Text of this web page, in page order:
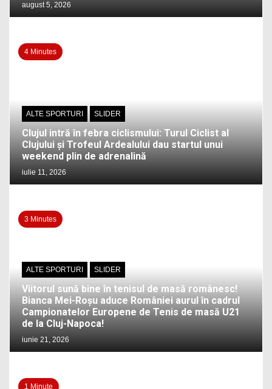
august 5, 2026
4 Minutes
ALTE SPORTURI SLIDER
Clujul intră în febra ciclismului: Turul Ciclist al
Clujului și Trofeul Ardealului dau startul unui
weekend plin de adrenalină
iulie 11, 2026
3 Minutes
ALTE SPORTURI SLIDER
Viitorul sună bine în tenisul de masă românesc!
Bianca Mei-Roșu aduce României aurul în cadrul
Campionatelor Europene de Tenis de masă U21
de la Cluj-Napoca!
iunie 21, 2026
1 Minute